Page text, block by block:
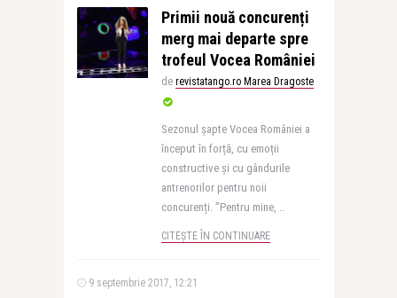
Primii nouă concurenți
merg mai departe spre
trofeul Vocea României
de revistatango.ro Marea Dragoste
Sezonul șapte Vocea României a
început în forță, cu emoții
constructive și cu gândurile
antrenorilor pentru noii
concurenți. ”Pentru mine, ..
CITEȘTE ÎN CONTINUARE
9 septembrie 2017, 12:21